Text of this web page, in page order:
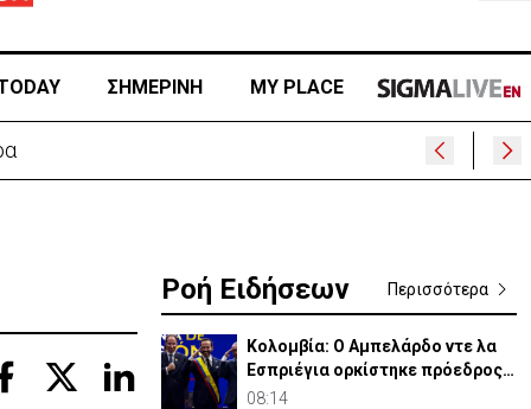
ΣΗΜΕΡΙΝΗ MY PLACE
Ροή Ειδήσεων Περισσότερα
Κολομβία: Ο Αμπελάρδο ντε λα
Εσπριέγια ορκίστηκε πρόεδρος
της χώρας
08:14